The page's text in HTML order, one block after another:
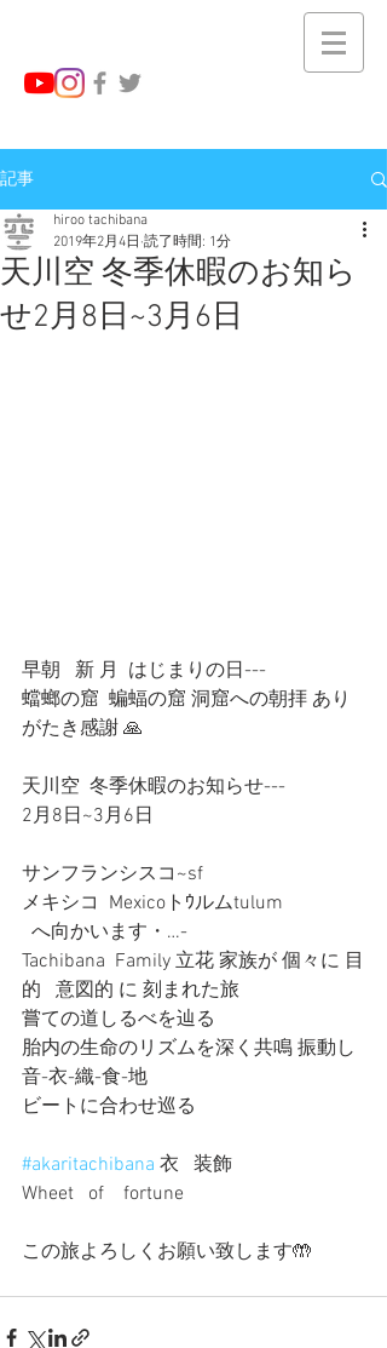
記事
天川空 冬季休暇のお知ら
せ2月8日~3月6日
hiroo tachibana
2019年2月4日 読了時間: 1分
早朝   新 月  はじまりの日---
蟷螂の窟  蝙蝠の窟 洞窟への朝拝 あり
がたき感謝 🙏
天川空  冬季休暇のお知らせ---
2月8日~3月6日
サンフランシスコ~sf
メキシコ  Mexicoトｳルムtulum
  へ向かいます・…-
Tachibana  Family 立花 家族が 個々に 目
的   意図的 に 刻まれた旅
嘗ての道しるべを辿る
胎内の生命のリズムを深く共鳴 振動し
音-衣-織-食-地
ビートに合わせ巡る
#akaritachibana 衣   装飾
Wheet   of    fortune
この旅よろしくお願い致します🤲